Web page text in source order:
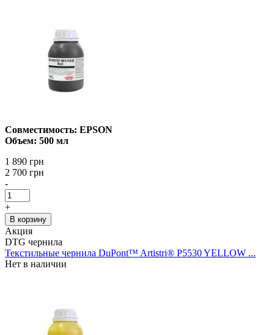
Совместимость: EPSON
Объем: 500 мл
1 890 грн
2 700 грн
-
+
В корзину
Акция
DTG чернила
Текстильные чернила DuPont™ Artistri® P5530 YELLOW ...
Нет в наличии